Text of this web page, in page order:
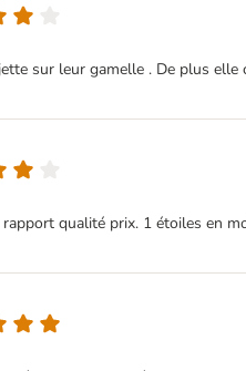
sur leur gamelle . De plus
qualité prix. 1 étoiles en